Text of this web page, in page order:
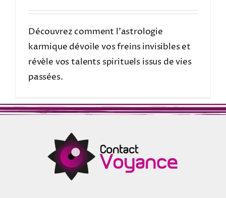
Découvrez comment l’astrologie
karmique dévoile vos freins invisibles et
révèle vos talents spirituels issus de vies
passées.